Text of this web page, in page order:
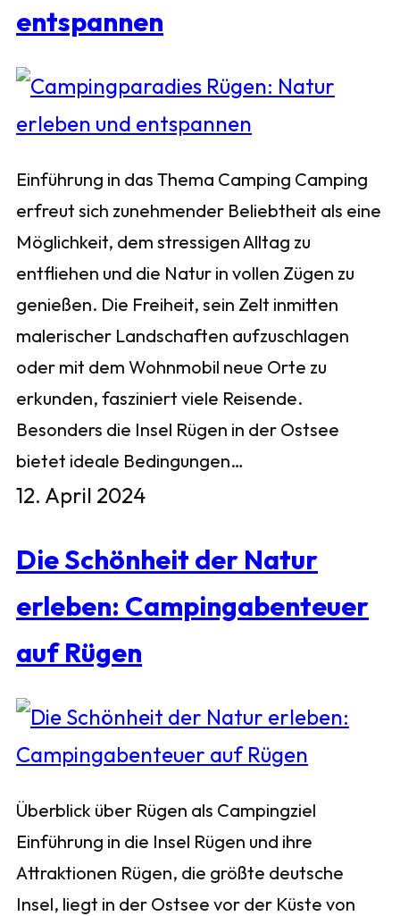
entspannen
Einführung in das Thema Camping Camping
erfreut sich zunehmender Beliebtheit als eine
Möglichkeit, dem stressigen Alltag zu
entfliehen und die Natur in vollen Zügen zu
genießen. Die Freiheit, sein Zelt inmitten
malerischer Landschaften aufzuschlagen
oder mit dem Wohnmobil neue Orte zu
erkunden, fasziniert viele Reisende.
Besonders die Insel Rügen in der Ostsee
bietet ideale Bedingungen…
12. April 2024
Die Schönheit der Natur
erleben: Campingabenteuer
auf Rügen
Überblick über Rügen als Campingziel
Einführung in die Insel Rügen und ihre
Attraktionen Rügen, die größte deutsche
Insel, liegt in der Ostsee vor der Küste von